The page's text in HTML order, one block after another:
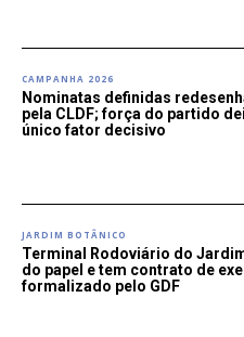
CAMPANHA 2026
Nominatas definidas
pela CLDF; força do partido
único fator decisivo
JARDIM BOTÂNICO
Terminal Rodoviário do
do papel e tem contrato de
formalizado pelo GDF